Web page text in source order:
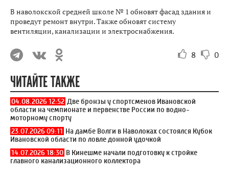
В наволокской средней школе № 1 обновят фасад здания и
проведут ремонт внутри. Также обновят систему
вентиляции, канализации и электроснабжения.
8 0
ЧИТАЙТЕ ТАКЖЕ
04.08.2026 12:52 Две бронзы у спортсменов Ивановской
области на чемпионате и первенстве России по водно-
моторному спорту
23.07.2026 09:11 На дамбе Волги в Наволоках состоялся Кубок
Ивановской области по ловле донной удочкой
14.07.2026 18:30 В Кинешме начали подготовку к стройке
главного канализационного коллектора